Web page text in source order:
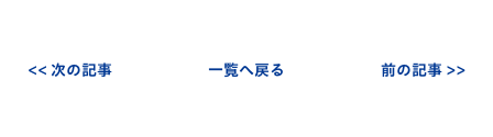
<< 次の記事 一覧へ戻る 前の記事 >>